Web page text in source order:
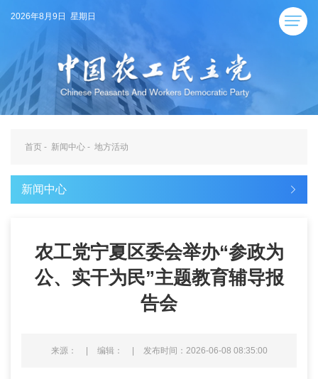
2026年8月9日 星期日
首页 - 新闻中心 - 地方活动
新闻中心
农工党宁夏区委会举办“参政为
公、实干为民”主题教育辅导报
告会
来源： | 编辑： | 发布时间：2026-06-08 08:35:00